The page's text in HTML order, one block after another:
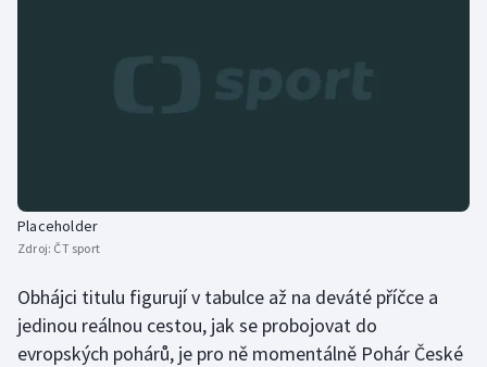
Plážový volejbal
Ragby
Rychlobruslení
Placeholder
Zdroj: ČT sport
Obhájci titulu figurují v tabulce až na deváté příčce a
jedinou reálnou cestou, jak se probojovat do
evropských pohárů, je pro ně momentálně Pohár České